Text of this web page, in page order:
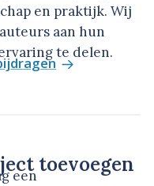
en praktijk. Wij
aan hun
te delen.
toevoegen
een